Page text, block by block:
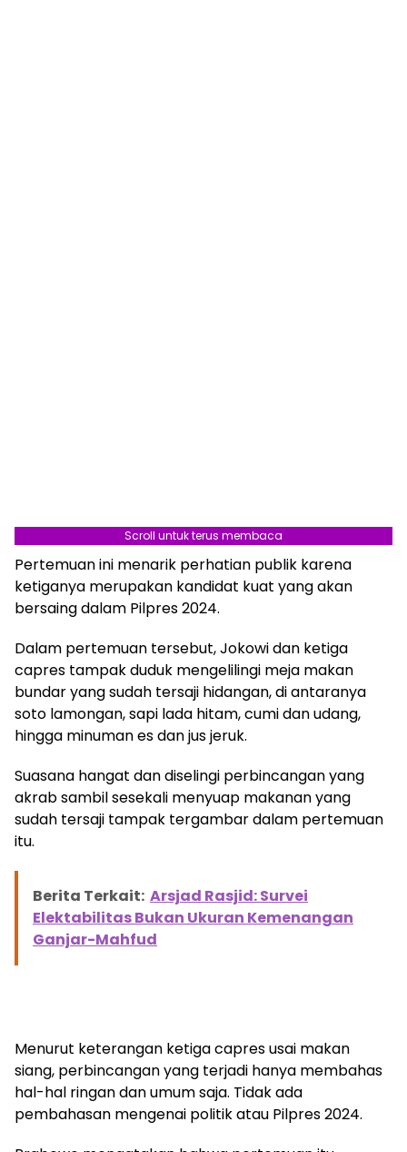
Scroll untuk terus membaca
Pertemuan ini menarik perhatian publik karena
ketiganya merupakan kandidat kuat yang akan
bersaing dalam Pilpres 2024.
Dalam pertemuan tersebut, Jokowi dan ketiga
capres tampak duduk mengelilingi meja makan
bundar yang sudah tersaji hidangan, di antaranya
soto lamongan, sapi lada hitam, cumi dan udang,
hingga minuman es dan jus jeruk.
Suasana hangat dan diselingi perbincangan yang
akrab sambil sesekali menyuap makanan yang
sudah tersaji tampak tergambar dalam pertemuan
itu.
Berita Terkait: Arsjad Rasjid: Survei
Elektabilitas Bukan Ukuran Kemenangan
Ganjar-Mahfud
Menurut keterangan ketiga capres usai makan
siang, perbincangan yang terjadi hanya membahas
hal-hal ringan dan umum saja. Tidak ada
pembahasan mengenai politik atau Pilpres 2024.